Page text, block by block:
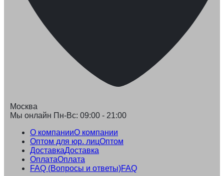
Москва
Мы онлайн Пн-Вс: 09:00 - 21:00
О компанииО компании
Оптом для юр. лицОптом
ДоставкаДоставка
ОплатаОплата
FAQ (Вопросы и ответы)FAQ